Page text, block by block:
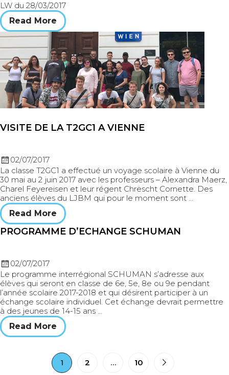
LW du 28/03/2017
Read More
VISITE DE LA T2GC1 A VIENNE
02/07/2017
La classe T2GC1 a effectué un voyage scolaire à Vienne du
30 mai au 2 juin 2017 avec les professeurs – Alexandra Maerz,
Charel Feyereisen et leur régent Chrëscht Cornette. Des
anciens élèves du LJBM qui pour le moment sont …
Read More
PROGRAMME D’ECHANGE SCHUMAN
02/07/2017
Le programme interrégional SCHUMAN s’adresse aux
élèves qui seront en classe de 6e, 5e, 8e ou 9e pendant
l’année scolaire 2017-2018 et qui désirent participer à un
échange scolaire individuel. Cet échange devrait permettre
à des jeunes de 14-15 ans …
Read More
1 2 … 10